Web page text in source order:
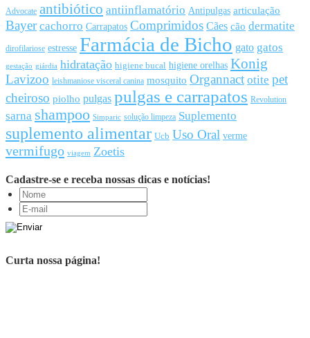
Advocate antibiótico antiinflamatório Antipulgas articulação
Bayer cachorro Carrapatos Comprimidos Cães cão dermatite
dirofilariose estresse Farmácia de Bicho gato gatos
gestação giárdia hidratação higiene bucal higiene orelhas Konig
Lavizoo leishmaniose visceral canina mosquito Organnact otite pet
cheiroso piolho pulgas pulgas e carrapatos Revolution
sarna shampoo Simparic solução limpeza Suplemento
suplemento alimentar Ucb Uso Oral verme
vermifugo viagem Zoetis
Cadastre-se e receba nossas dicas e notícias!
Curta nossa página!